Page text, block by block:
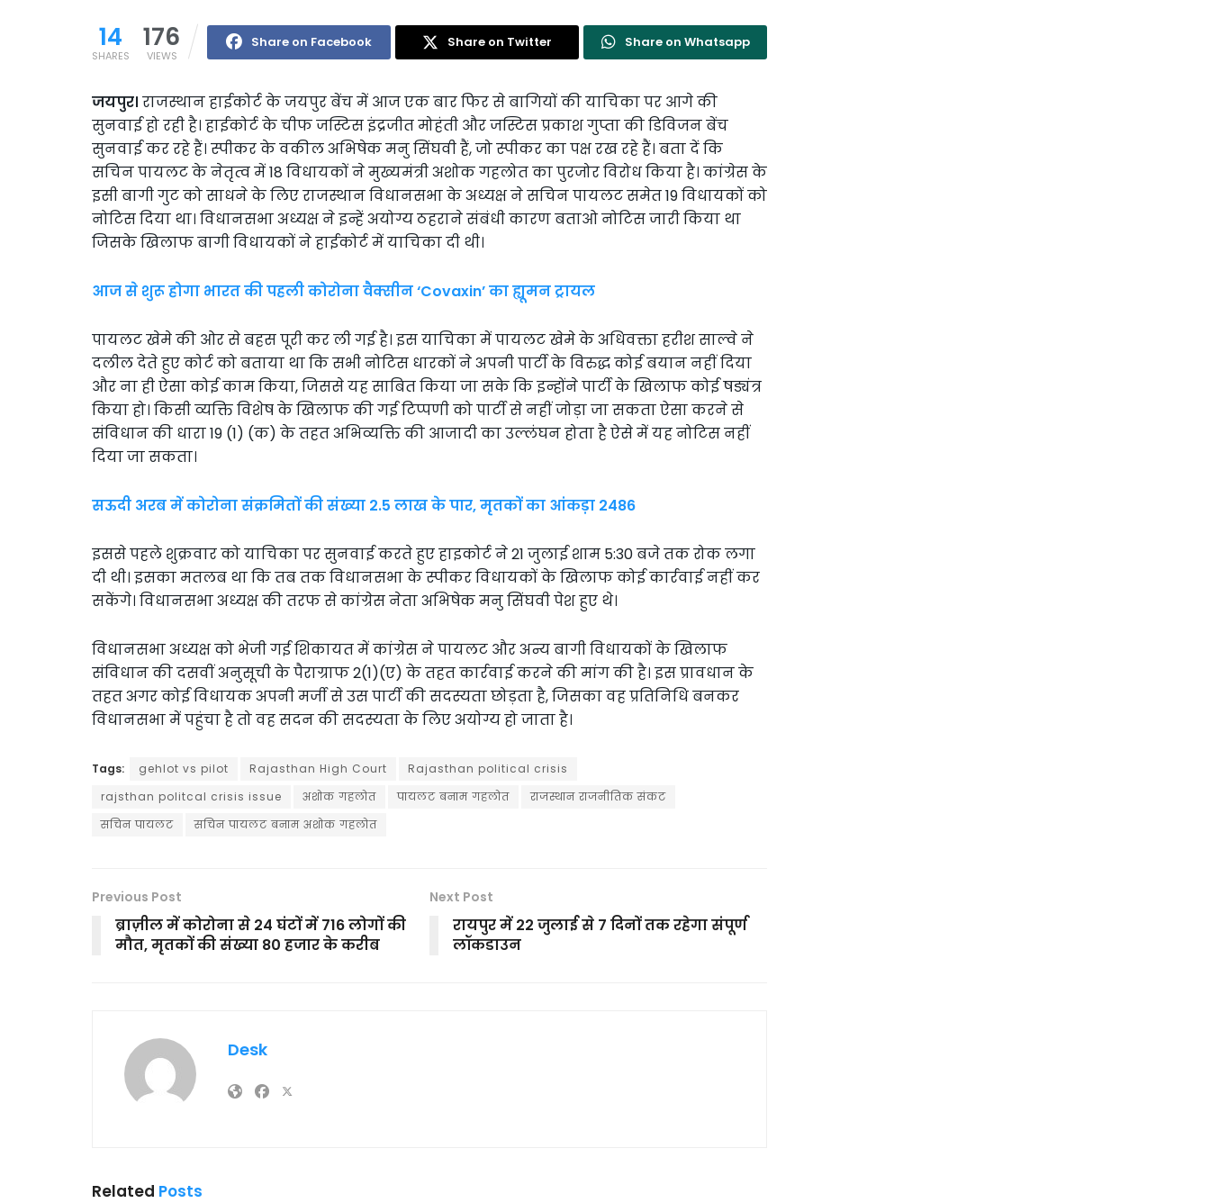
14
SHARES
176
VIEWS
Share on Facebook Share on Twitter Share on Whatsapp
जयपुर। राजस्थान हाईकोर्ट के जयपुर बेंच में आज एक बार फिर से बागियों की याचिका पर आगे की
सुनवाई हो रही है। हाईकोर्ट के चीफ जस्टिस इंद्रजीत मोहंती और जस्टिस प्रकाश गुप्ता की डिविजन बेंच
सुनवाई कर रहे हैं। स्पीकर के वकील अभिषेक मनु सिंघवी हैं, जो स्पीकर का पक्ष रख रहे हैं। बता दें कि
सचिन पायलट के नेतृत्व में 18 विधायकों ने मुख्यमंत्री अशोक गहलोत का पुरजोर विरोध किया है। कांग्रेस के
इसी बागी गुट को साधने के लिए राजस्थान विधानसभा के अध्यक्ष ने सचिन पायलट समेत 19 विधायकों को
नोटिस दिया था। विधानसभा अध्यक्ष ने इन्हें अयोग्य ठहराने संबंधी कारण बताओ नोटिस जारी किया था
जिसके खिलाफ बागी विधायकों ने हाईकोर्ट में याचिका दी थी।
आज से शुरू होगा भारत की पहली कोरोना वैक्सीन ‘Covaxin’ का ह्यूमन ट्रायल
पायलट खेमे की ओर से बहस पूरी कर ली गई है। इस याचिका में पायलट खेमे के अधिवक्ता हरीश साल्वे ने
दलील देते हुए कोर्ट को बताया था कि सभी नोटिस धारकों ने अपनी पार्टी के विरुद्ध कोई बयान नहीं दिया
और ना ही ऐसा कोई काम किया, जिससे यह साबित किया जा सके कि इन्होंने पार्टी के खिलाफ कोई षड्यंत्र
किया हो। किसी व्यक्ति विशेष के खिलाफ की गई टिप्पणी को पार्टी से नहीं जोड़ा जा सकता ऐसा करने से
संविधान की धारा 19 (1) (क) के तहत अभिव्यक्ति की आजादी का उल्लंघन होता है ऐसे में यह नोटिस नहीं
दिया जा सकता।
सऊदी अरब में कोरोना संक्रमितों की संख्या 2.5 लाख के पार, मृतकों का आंकड़ा 2486
इससे पहले शुक्रवार को याचिका पर सुनवाई करते हुए हाइकोर्ट ने 21 जुलाई शाम 5:30 बजे तक रोक लगा
दी थी। इसका मतलब था कि तब तक विधानसभा के स्पीकर विधायकों के खिलाफ कोई कार्रवाई नहीं कर
सकेंगे। विधानसभा अध्यक्ष की तरफ से कांग्रेस नेता अभिषेक मनु सिंघवी पेश हुए थे।
विधानसभा अध्यक्ष को भेजी गई शिकायत में कांग्रेस ने पायलट और अन्य बागी विधायकों के खिलाफ
संविधान की दसवीं अनुसूची के पैराग्राफ 2(1)(ए) के तहत कार्रवाई करने की मांग की है। इस प्रावधान के
तहत अगर कोई विधायक अपनी मर्जी से उस पार्टी की सदस्यता छोड़ता है, जिसका वह प्रतिनिधि बनकर
विधानसभा में पहुंचा है तो वह सदन की सदस्यता के लिए अयोग्य हो जाता है।
Tags: gehlot vs pilot Rajasthan High Court
Rajasthan political crisis
rajsthan politcal crisis issue
अशोक गहलोत पायलट बनाम गहलोत
राजस्थान राजनीतिक संकट
सचिन पायलट
सचिन पायलट बनाम अशोक गहलोत
Previous Post
ब्राज़ील में कोरोना से 24 घंटों में 716 लोगों की
मौत, मृतकों की संख्या 80 हजार के करीब
Next Post
रायपुर में 22 जुलाई से 7 दिनों तक रहेगा संपूर्ण
लॉकडाउन
Desk
Related Posts